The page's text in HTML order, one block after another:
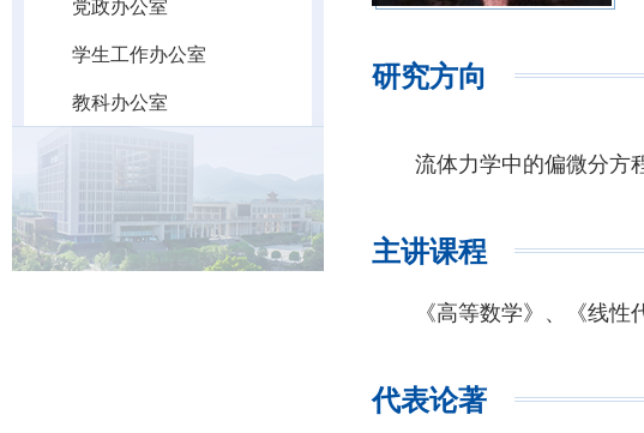
党政办公室
学生工作办公室
教科办公室
研究方向
流体力学中的偏微分方
主讲课程
《高等数学》、《线性
代表论著